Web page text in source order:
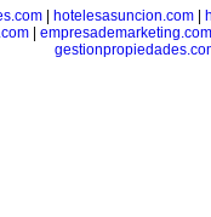
hotelesasuncion.com
| empresademarketing.com